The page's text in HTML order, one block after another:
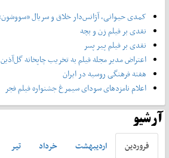
کمدی حیوانی، آژانس‌دار خلاق و سریال «سووشون»
نقدی بر فیلم زن و بچه
نقدی بر فیلم پیر پسر
اعتراض مدیر مجله فیلم به تخریب چاپخانه گل‌آذین
هفته فرهنگی روسیه در ایران
اعلام نامزدهای سودای سیمرغ جشنواره فیلم فجر
آرشیو
فروردين ارديبهشت خرداد تير